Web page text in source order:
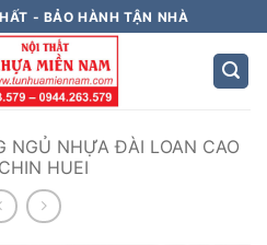
- BẢO HÀNH TẬN NHÀ
NGỦ NHỰA ĐÀI LOAN CAO
HUEI